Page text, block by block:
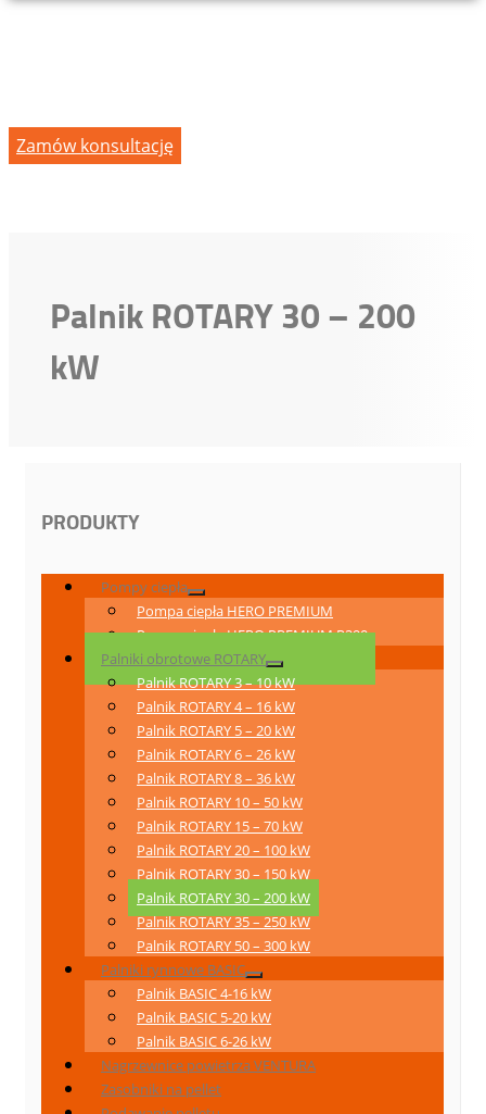
Zamów konsultację
Palnik ROTARY 30 – 200
kW
PRODUKTY
Pompy ciepła
Pompa ciepła HERO PREMIUM
Pompa ciepła HERO PREMIUM R290
Palniki obrotowe ROTARY
Palnik ROTARY 3 – 10 kW
Palnik ROTARY 4 – 16 kW
Palnik ROTARY 5 – 20 kW
Palnik ROTARY 6 – 26 kW
Palnik ROTARY 8 – 36 kW
Palnik ROTARY 10 – 50 kW
Palnik ROTARY 15 – 70 kW
Palnik ROTARY 20 – 100 kW
Palnik ROTARY 30 – 150 kW
Palnik ROTARY 30 – 200 kW
Palnik ROTARY 35 – 250 kW
Palnik ROTARY 50 – 300 kW
Palniki rynnowe BASIC
Palnik BASIC 4-16 kW
Palnik BASIC 5-20 kW
Palnik BASIC 6-26 kW
Nagrzewnice powietrza VENTURA
Zasobniki na pellet